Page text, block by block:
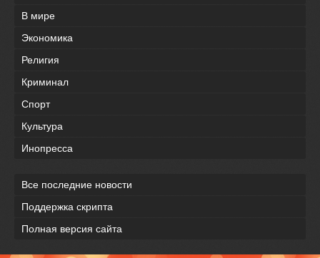
В мире
Экономика
Религия
Криминал
Спорт
Культура
Инопресса
Все последние новости
Поддержка скрипта
Полная версия сайта